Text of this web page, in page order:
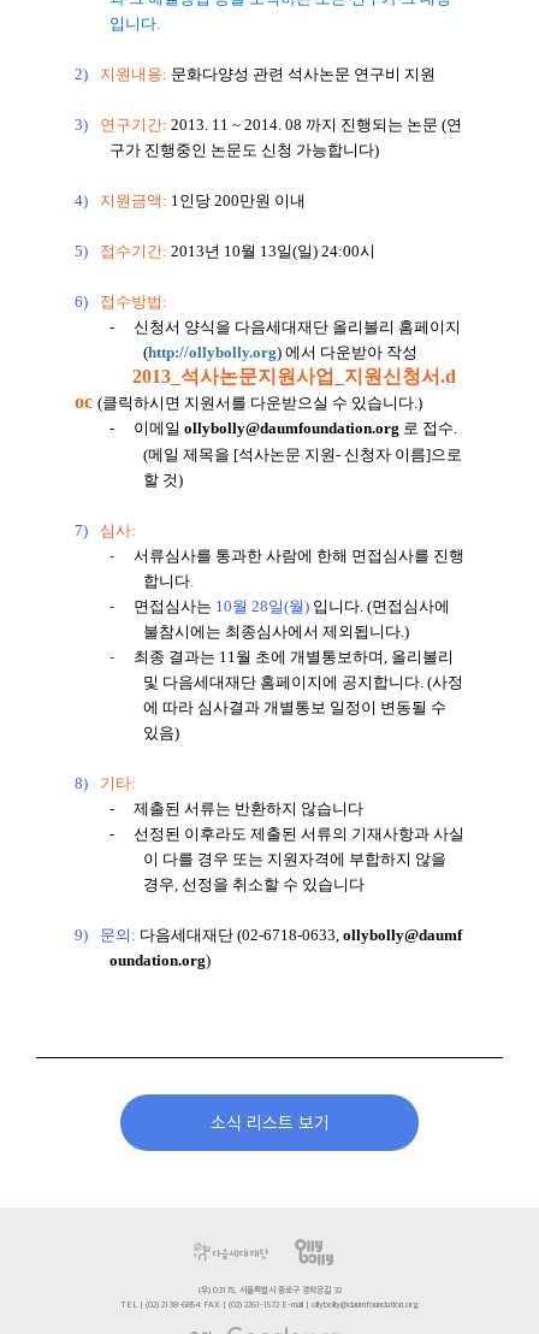
입니다.
2) 지원내용: 문화다양성 관련 석사논문 연구비 지원
3) 연구기간: 2013. 11 ~ 2014. 08 까지 진행되는 논문 (연
구가 진행중인 논문도 신청 가능합니다)
4) 지원금액 : 1 인당 200만원 이내
5) 접수기간: 2013년 10월 13일(일) 24:00시
6) 접수방법 :
-
신청서 양식을 다음세대재단올리볼리 홈페이지
(http://ollybolly.org) 에서 다운받아 작성
2013_석사논문지원사업_지원신청서.d
oc (클릭하시면 지원서를 다운받으실 수 있습니다.)
-
이메일 ollybolly@daumfoundation.org 로 접수
(메일 제목을 [석사논문 지원- 신청자 이름]으로
할 것)
7) 심사:
-
서류심사를 통과한 사람에 한해 면접심사를 진행
합니다.
-
면접심사는 10월 28일(월) 입니다. (면접심사에
불참시에는 최종심사에서 제외됩니다.)
-
최종 결과는 11 월 초에 개별통보하며 올리볼리
및 다음세대재단 홈페이지에 공지합니다. (사정
에 따라 심사결과 개별통보 일정이 변동될 수
있음)
8) 기타:
-
제출된 서류는 반환하지 않습니다
-
선정된 이후라도 제출된 서류의 기재사항과 사실
이 다를 경우 또는 지원자격에 부합하지 않을
경우 선정을 취소할 수 있습니다
9) 문의 : 다음세대재단 (02-6718-0633, ollybolly@daumf
oundation.org)
소식 리스트 보기
(우) 03175, 서울특별시 종로구 경희궁길 32
TEL | (02) 2138-6854 FAX | (02) 2261-1572 E-mail | ollybolly@daumfoundation.org